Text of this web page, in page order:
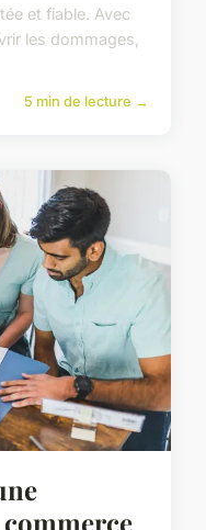
et fiable. Avec
les dommages,
5 min de lecture →